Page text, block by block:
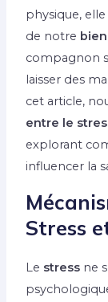
physique,
de notre
compagnon
laisser des
cet article,
entre le
explorant
influencer la
Stress
Le stress ne